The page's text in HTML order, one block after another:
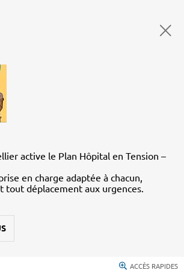
active le Plan Hôpital en Tension –
en charge adaptée à chacun,
tout déplacement aux urgences.
ACCÈS RAPIDES